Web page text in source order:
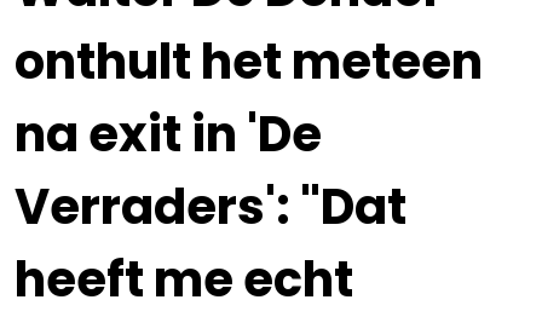
onthult het meteen
na exit in 'De
Verraders': "Dat
heeft me echt